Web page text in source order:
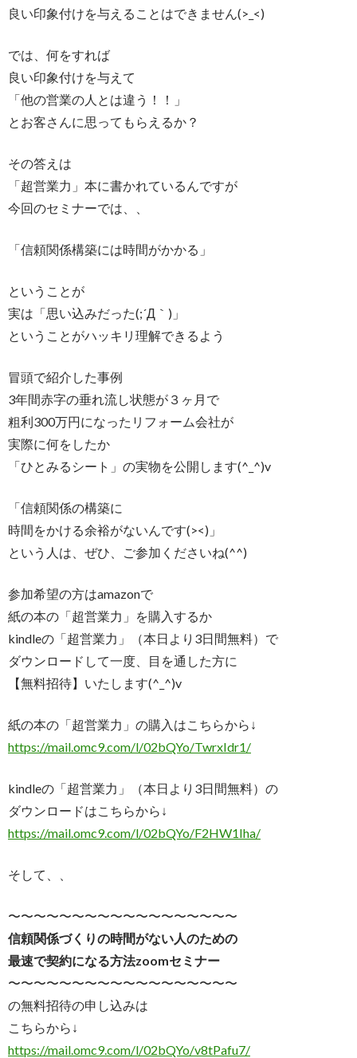
良い印象付けを与えることはできません(>_<)
では、何をすれば
良い印象付けを与えて
「他の営業の人とは違う！！」
とお客さんに思ってもらえるか？
その答えは
「超営業力」本に書かれているんですが
今回のセミナーでは、、
「信頼関係構築には時間がかかる」
ということが
実は「思い込みだった(;´Д｀)」
ということがハッキリ理解できるよう
冒頭で紹介した事例
3年間赤字の垂れ流し状態が３ヶ月で
粗利300万円になったリフォーム会社が
実際に何をしたか
「ひとみるシート」の実物を公開します(^_^)v
「信頼関係の構築に
時間をかける余裕がないんです(><)」
という人は、ぜひ、ご参加くださいね(^^)
参加希望の方はamazonで
紙の本の「超営業力」を購入するか
kindleの「超営業力」（本日より3日間無料）で
ダウンロードして一度、目を通した方に
【無料招待】いたします(^_^)v
紙の本の「超営業力」の購入はこちらから↓
https://mail.omc9.com/l/02bQYo/TwrxIdr1/
kindleの「超営業力」（本日より3日間無料）の
ダウンロードはこちらから↓
https://mail.omc9.com/l/02bQYo/F2HW1Iha/
そして、、
〜〜〜〜〜〜〜〜〜〜〜〜〜〜〜〜〜〜
信頼関係づくりの時間がない人のための
最速で契約になる方法zoomセミナー
〜〜〜〜〜〜〜〜〜〜〜〜〜〜〜〜〜〜
の無料招待の申し込みは
こちらから↓
https://mail.omc9.com/l/02bQYo/v8tPafu7/